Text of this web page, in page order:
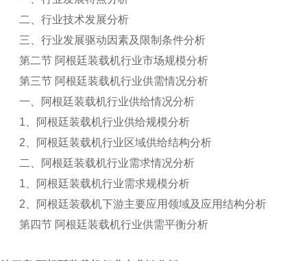
二、行业技术发展分析
三、行业发展驱动因素及限制条件分析
第二节 阿根廷装载机行业市场规模分析
第三节 阿根廷装载机行业供需情况分析
一、阿根廷装载机行业供给情况分析
1 、阿根廷装载机行业供给规模分析
2 、阿根廷装载机行业区域供给结构分析
二、阿根廷装载机行业需求情况分析
1 、阿根廷装载机行业需求规模分析
2 、阿根廷装载机下游主要应用领域及应用结构分析
第四节 阿根廷装载机行业供需平衡分析